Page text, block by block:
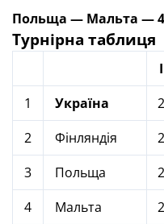
Польща — Мальта —
Турнірна таблиця
І
1
Україна 2
2
Фінляндія 2
3
Польща 2
4
Мальта 2